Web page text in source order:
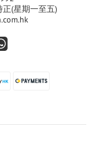
(星期一至五)